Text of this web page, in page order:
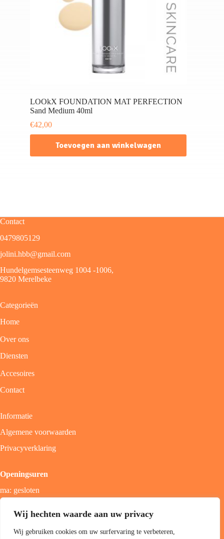
Wij hechten waarde aan uw privacy
Wij gebruiken cookies om uw surfervaring te verbeteren,
LOOkX FOUNDATION MAT PERFECTION
Sand Medium 40ml
€42,00
Toevoegen aan winkelwagen
Contact
0479805129
jolini.hbb@gmail.com
Hundelgemsesteenweg 1004 -1006,
9820 Merelbeke
Categorieën
Home
Over ons
Diensten
Accesoires
Contact
Informatie
Algemene voorwaarden
Privacyverklaring
Openingsuren
ma: gesloten